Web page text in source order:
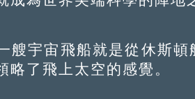
宇宙飛船就是從休斯頓
略了飛上太空的感覺。